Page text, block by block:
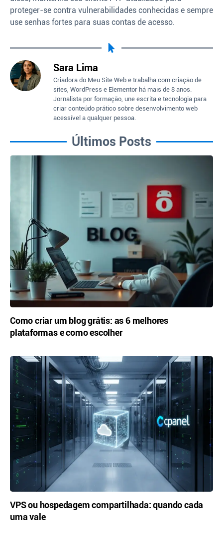
proteger-se contra vulnerabilidades conhecidas e sempre
use senhas fortes para suas contas de acesso.
Sara Lima
Criadora do Meu Site Web e trabalha com criação de
sites, WordPress e Elementor há mais de 8 anos.
Jornalista por formação, une escrita e tecnologia para
criar conteúdo prático sobre desenvolvimento web
acessível a qualquer pessoa.
Últimos Posts
Como criar um blog grátis: as 6 melhores
plataformas e como escolher
VPS ou hospedagem compartilhada: quando cada
uma vale